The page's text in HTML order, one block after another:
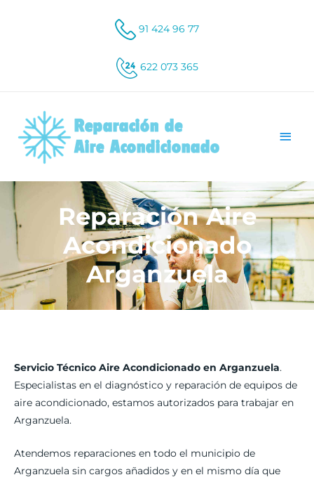
91 424 96 77
622 073 365
Reparación Aire
Acondicionado
Arganzuela
Servicio Técnico Aire Acondicionado en Arganzuela.
Especialistas en el diagnóstico y reparación de equipos de
aire acondicionado, estamos autorizados para trabajar en
Arganzuela.
Atendemos reparaciones en todo el municipio de
Arganzuela sin cargos añadidos y en el mismo día que